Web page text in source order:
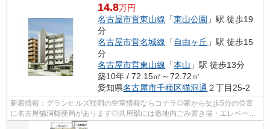
14.8万円
名古屋市営東山線 「東山公園 」駅 徒歩19
分
名古屋市営名城線 「自由ヶ丘 」駅 徒歩15
分
名古屋市営東山線 「本山 」駅 徒歩13分
築10年 / 72.15㎡～72.72㎡
愛知県名古屋市千種区猫洞通 ２丁目25-2
新着情報：グランヒルズ猫洞の空室情報ならコチラ◎家から徒歩5分の位置
に名古屋猫洞郵便局があります◎共用部には敷地内ごみ置き場・エレベータ
などが備わっておりとても充実しています...